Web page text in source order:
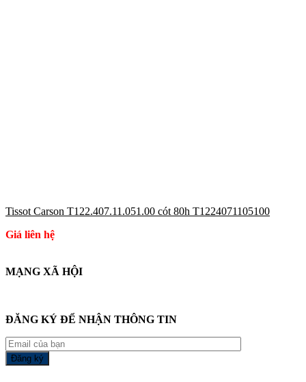
Tissot Carson T122.407.11.051.00 cót 80h T1224071105100
Giá liên hệ
MẠNG XÃ HỘI
ĐĂNG KÝ ĐỂ NHẬN THÔNG TIN